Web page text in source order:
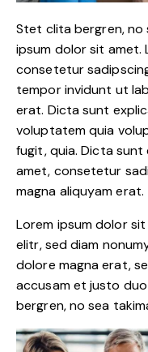
Stet clita bergren,
ipsum dolor sit amet.
consetetur
tempor invidunt ut
erat. Dicta sunt
voluptatem quia
fugit, quia. Dicta
amet, consetetur
magna aliquyam erat.
Lorem ipsum dolor
elitr, sed diam
dolore magna erat,
accusam et justo
bergren, no sea